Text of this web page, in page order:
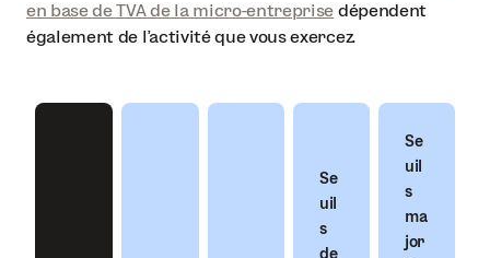
en base de TVA de la micro-entreprise dépendent
également de l’activité que vous exercez.
Se
uil
s
de
Se
uil
s
ma
jor